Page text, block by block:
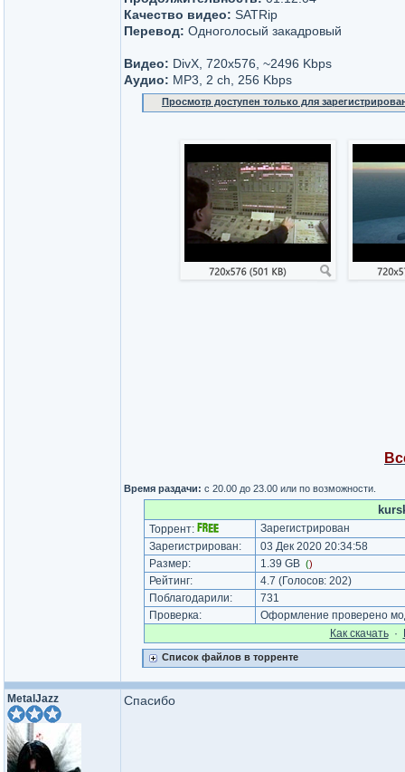
Качество видео: SATRip
Перевод: Одноголосый закадровый
Видео: DivX, 720x576, ~2496 Kbps
Аудио: MP3, 2 ch, 256 Kbps
Просмотр доступен только для
Время раздачи: с 20.00 до 23.00 или по возможности.
Торрент:
Зарегистрирован
Зарегистрирован:
03 Дек 2020 20:34:58
Размер:
1.39 GB ()
Рейтинг: 4.7 (Голосов: 202)
Поблагодарили:
731
Проверка:
Оформление проверено
Как cкачать·
Список файлов в торренте
MetalJazz Спасибо